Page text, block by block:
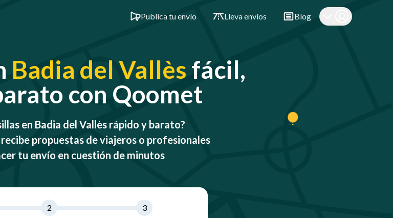
Publica tu envío Lleva envíos Blog
Badia del Vallès fácil,
con Qoomet
en Badia del Vallès rápido y barato?
propuestas de viajeros o profesionales
tu envío en cuestión de minutos
2 3